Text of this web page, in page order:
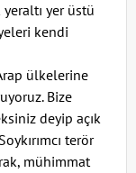
yer üstü
kendi
ülkelerine
Bize
deyip açık
terör
mühimmat